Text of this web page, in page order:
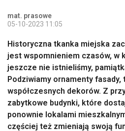
mat. prasowe
05-10-2023 11:05
Historyczna tkanka miejska
jest wspomnieniem czasów, w
jeszcze nie istnieliśmy,
Podziwiamy ornamenty fasady,
współczesnych dekorów. Z
zabytkowe budynki, które
ponownie lokalami
częściej też zmieniają swoją